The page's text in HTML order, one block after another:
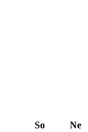
So Ne